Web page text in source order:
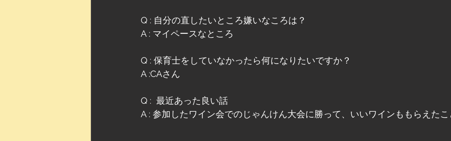
Q : 自分の直したいところ嫌いなころは？
A : マイペースなところ
Q : 保育士をしていなかったら何になりたいですか？
A :CAさん
Q :  最近あった良い話
A : 参加したワイン会でのじゃんけん大会に勝って、いいワインももらえたこ